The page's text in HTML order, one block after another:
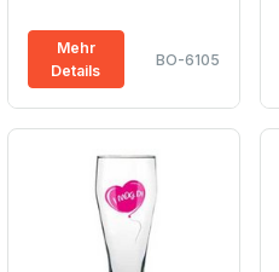
Mehr
Details
BO-6105